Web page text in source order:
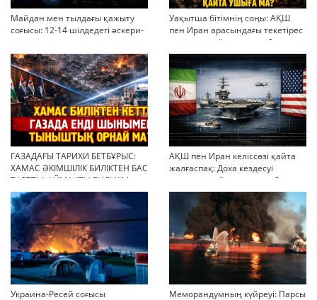
Майдан мен тылдағы қажыту
соғысы: 12-14 шілдедегі әскери-
Уақытша бітімнің соңы: АҚШ
пен Иран арасындағы текетірес
неліктен қайта ушықты?
ГАЗАДАҒЫ ТАРИХИ БЕТБҰРЫС:
ХАМАС ӘКІМШІЛІК БИЛІКТЕН БАС
ТАРТТЫ. АЙМАҚТЫ ЕНДІ КІМ
БАСҚАРАДЫ?
АҚШ пен Иран келіссөзі қайта
жалғаспақ: Доха кездесуі
шиеленісті бәсеңдете ме?
Украина-Ресей соғысы
Меморандумның күйреуі: Парсы